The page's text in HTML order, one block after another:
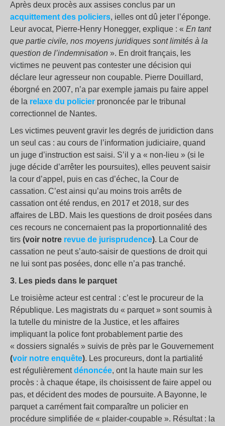
Après deux procès aux assises conclus par un
acquittement des policiers, ielles ont dû jeter l’éponge.
Leur avocat, Pierre-Henry Honegger, explique : « En tant
que partie civile, nos moyens juridiques sont limités à la
question de l’indemnisation ». En droit français, les
victimes ne peuvent pas contester une décision qui
déclare leur agresseur non coupable. Pierre Douillard,
éborgné en 2007, n’a par exemple jamais pu faire appel
de la relaxe du policier prononcée par le tribunal
correctionnel de Nantes.
Les victimes peuvent gravir les degrés de juridiction dans
un seul cas : au cours de l’information judiciaire, quand
un juge d’instruction est saisi. S’il y a « non-lieu » (si le
juge décide d’arrêter les poursuites), elles peuvent saisir
la cour d’appel, puis en cas d’échec, la Cour de
cassation. C’est ainsi qu’au moins trois arrêts de
cassation ont été rendus, en 2017 et 2018, sur des
affaires de LBD. Mais les questions de droit posées dans
ces recours ne concernaient pas la proportionnalité des
tirs (voir notre revue de jurisprudence). La Cour de
cassation ne peut s’auto-saisir de questions de droit qui
ne lui sont pas posées, donc elle n’a pas tranché.
3. Les pieds dans le parquet
Le troisième acteur est central : c’est le procureur de la
République. Les magistrats du « parquet » sont soumis à
la tutelle du ministre de la Justice, et les affaires
impliquant la police font probablement partie des
« dossiers signalés » suivis de près par le Gouvernement
(voir notre enquête). Les procureurs, dont la partialité
est régulièrementdénoncée, ont la haute main sur les
procès : à chaque étape, ils choisissent de faire appel ou
pas, et décident des modes de poursuite. A Bayonne, le
parquet a carrément fait comparaître un policier en
procédure simplifiée de « plaider-coupable ». Résultat : la